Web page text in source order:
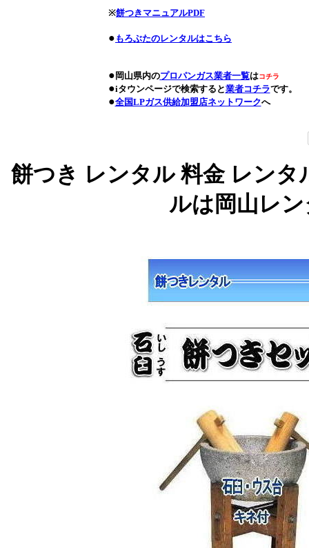
※餅つきマニュアルPDF
● もろぶたのレンタルはこちら
● 岡山県内のプロパンガス業者一覧はコチラ
●iタウンページで検索すると業者コチラです。
●全国LPガス供給加盟店ネットワークへ
餅つき レンタル 料金 レン
ルは岡山レ